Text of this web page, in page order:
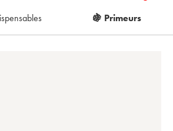
🍇 Primeurs